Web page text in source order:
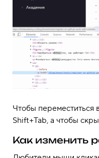
Чтобы переместиться
Shift+Tab, а чтобы
Как изменить